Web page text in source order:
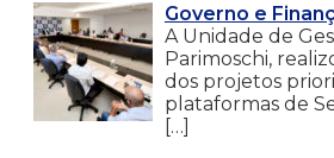
Governo e
A Unidade de
Parimoschi,
dos projetos
plataformas de
[…]